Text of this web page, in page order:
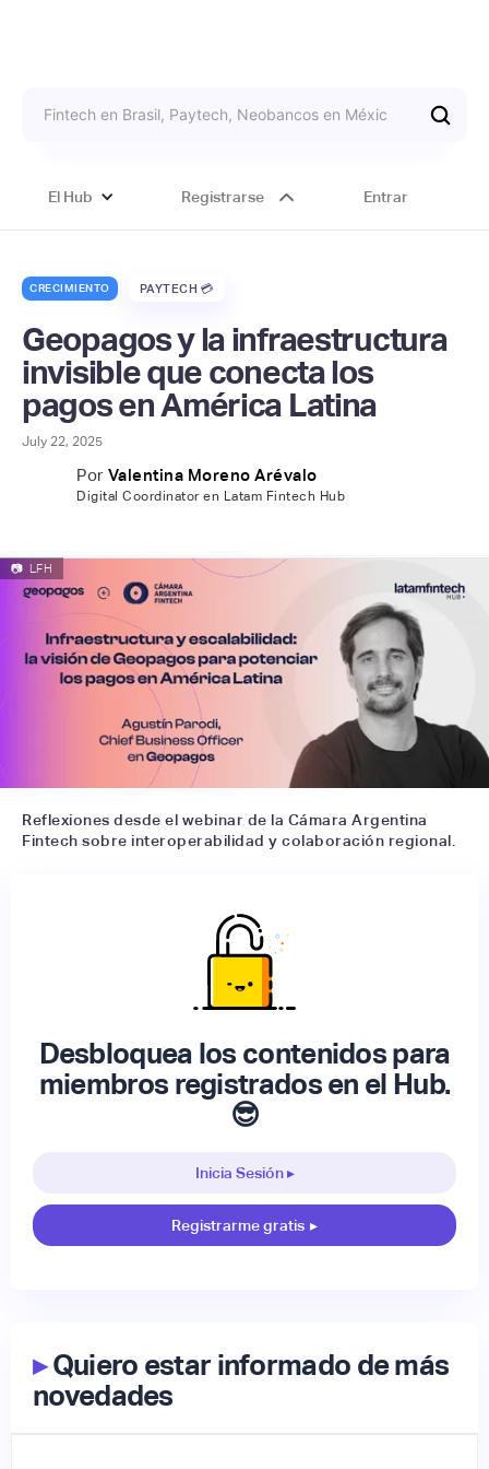
El Hub Registrarse Entrar
CRECIMIENTO PAYTECH 💳
Geopagos y la infraestructura
invisible que conecta los
pagos en América Latina
July 22, 2025
Por Valentina Moreno Arévalo
Digital Coordinator en Latam Fintech Hub
📷 LFH
Reflexiones desde el webinar de la Cámara Argentina
Fintech sobre interoperabilidad y colaboración regional.
Desbloquea los contenidos para
miembros registrados en el Hub.
😎
Inicia Sesión ▸
Registrarme gratis ▸
▸Quiero estar informado de más
novedades